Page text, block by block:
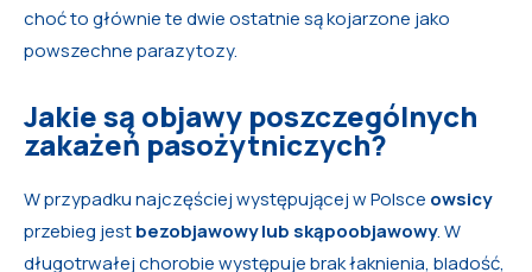
choć to głównie te dwie ostatnie są kojarzone jako
powszechne parazytozy.
Jakie są objawy poszczególnych
zakażeń pasożytniczych?
W przypadku najczęściej występującej w Polsce owsicy
przebieg jestbezobjawowy lub skąpoobjawowy. W
długotrwałej chorobie występuje brak łaknienia, bladość,